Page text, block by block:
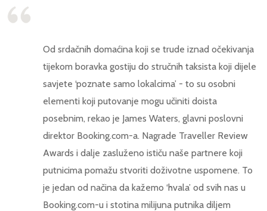
Od srdačnih domaćina koji se trude iznad očekivanja
tijekom boravka gostiju do stručnih taksista koji dijele
savjete ‘poznate samo lokalcima’ - to su osobni
elementi koji putovanje mogu učiniti doista
posebnim, rekao je James Waters, glavni poslovni
direktor Booking.com-a. Nagrade Traveller Review
Awards i dalje zasluženo ističu naše partnere koji
putnicima pomažu stvoriti doživotne uspomene. To
je jedan od načina da kažemo ‘hvala’ od svih nas u
Booking.com-u i stotina milijuna putnika diljem